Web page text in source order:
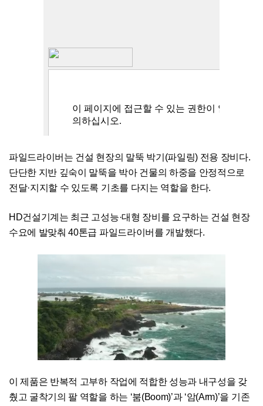
파일드라이버는 건설 현장의 말뚝 박기(파일링) 전용 장비다.
단단한 지반 깊숙이 말뚝을 박아 건물의 하중을 안정적으로
전달·지지할 수 있도록 기초를 다지는 역할을 한다.
HD건설기계는 최근 고성능·대형 장비를 요구하는 건설 현장
수요에 발맞춰 40톤급 파일드라이버를 개발했다.
이 제품은 반복적 고부하 작업에 적합한 성능과 내구성을 갖
췄고 굴착기의 팔 역할을 하는 ‘붐(Boom)’과 ‘암(Arm)’을 기존